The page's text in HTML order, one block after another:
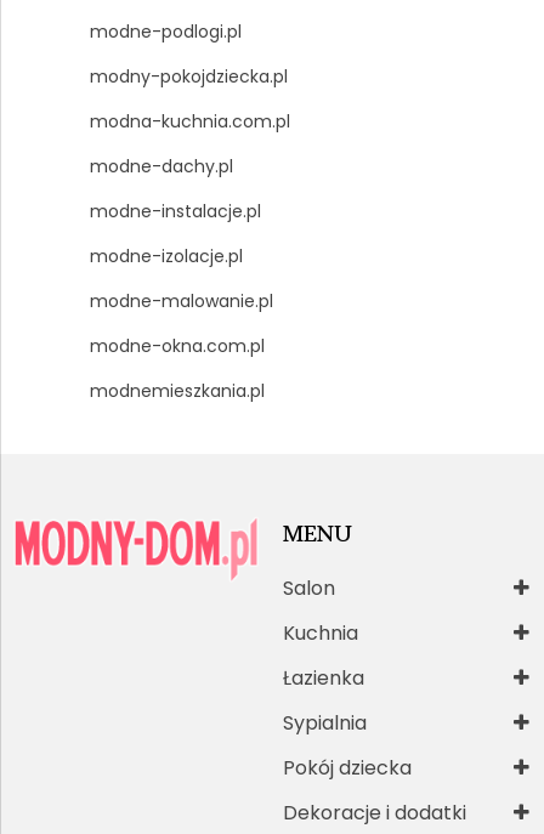
modne-podlogi.pl
modny-pokojdziecka.pl
modna-kuchnia.com.pl
modne-dachy.pl
modne-instalacje.pl
modne-izolacje.pl
modne-malowanie.pl
modne-okna.com.pl
modnemieszkania.pl
MENU
Salon
Kuchnia
Łazienka
Sypialnia
Pokój dziecka
Dekoracje i dodatki